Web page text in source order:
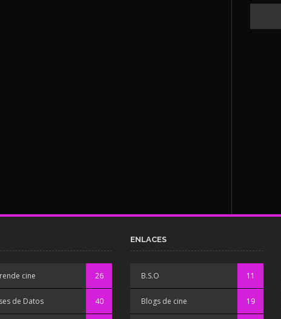
cine 26
de Datos 40
ENLACES
B.S.O 11
Blogs de cine 19